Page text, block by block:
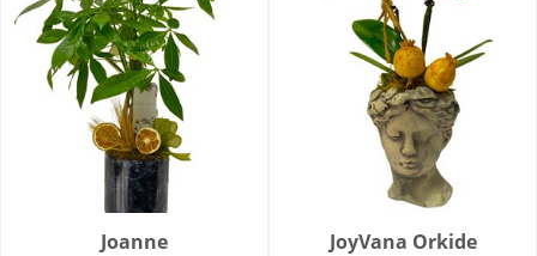
Joanne JoyVana Orkide